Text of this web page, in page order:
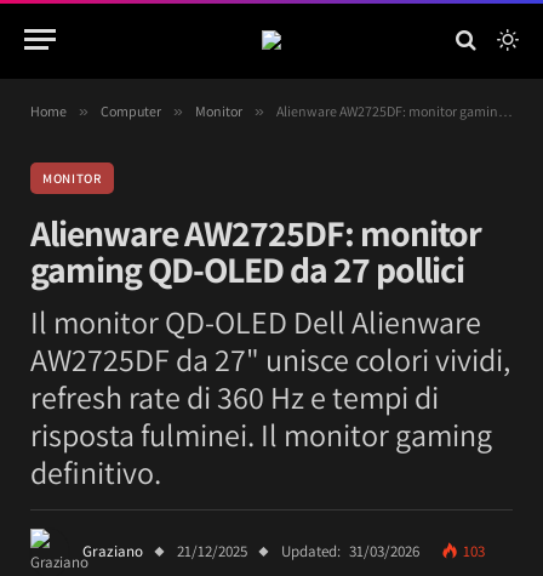
Home » Computer » Monitor » Alienware AW2725DF: monitor gaming QD-OLED da 27 pollici
MONITOR
Alienware AW2725DF: monitor
gaming QD-OLED da 27 pollici
Il monitor QD-OLED Dell Alienware
AW2725DF da 27" unisce colori vividi,
refresh rate di 360 Hz e tempi di
risposta fulminei. Il monitor gaming
definitivo.
Graziano 21/12/2025 Updated: 31/03/2026 103